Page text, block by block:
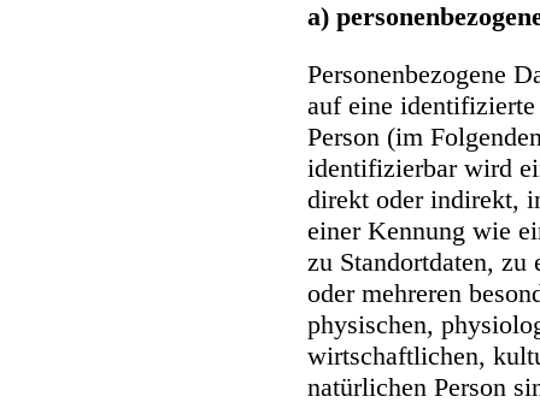
a)
Personenbezogene
auf eine
Person (im
identifizierbar wird
direkt oder indirekt,
einer Kennung wie
zu Standortdaten,
oder mehreren
physischen,
wirtschaftlichen,
natürlichen Person